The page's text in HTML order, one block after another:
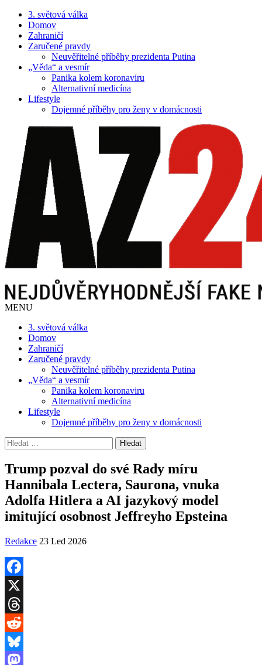
3. světová válka
Domov
Zahraničí
Zaručené pravdy
Neuvěřitelné příběhy prezidenta Putina
„Věda“ a vesmír
Panika kolem koronaviru
Alternativní medicína
Lifestyle
Dojemné příběhy pro ženy v domácnosti
MENU
3. světová válka
Domov
Zahraničí
Zaručené pravdy
Neuvěřitelné příběhy prezidenta Putina
„Věda“ a vesmír
Panika kolem koronaviru
Alternativní medicína
Lifestyle
Dojemné příběhy pro ženy v domácnosti
Vyhledávání
Trump pozval do své Rady míru
Hannibala Lectera, Saurona, vnuka
Adolfa Hitlera a AI jazykový model
imitující osobnost Jeffreyho Epsteina
Redakce 23 Led 2026
Facebook
X
Threads
Reddit
Bluesky